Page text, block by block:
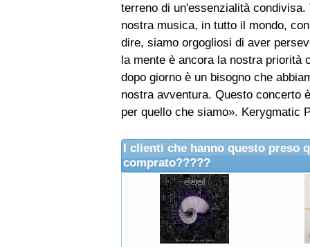
terreno di un'essenzialità
nostra musica, in tutto il mondo,
dire, siamo orgogliosi di aver
la mente è ancora la nostra priorità
dopo giorno è un bisogno che
nostra avventura. Questo concerto
per quello che siamo». Kerygmatic
I clienti che hanno questo preso
comprato?????